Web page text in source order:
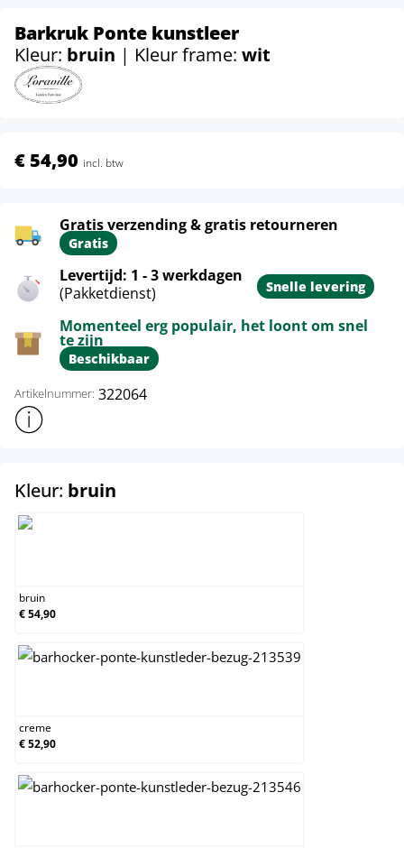
Barkruk Ponte kunstleer
Kleur: bruin | Kleur frame: wit
€ 54,90 incl. btw
Gratis verzending & gratis retourneren
Gratis
Levertijd: 1 - 3 werkdagen
(Pakketdienst)
Snelle levering
Momenteel erg populair, het loont om snel
te zijn
Beschikbaar
Artikelnummer: 322064
Toon meer productinformatie
Kleur: bruin
bruin
€ 54,90
creme
€ 52,90